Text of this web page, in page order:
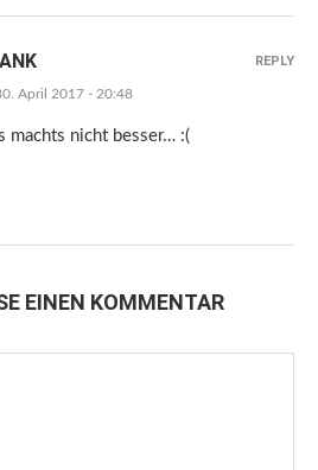
April 2017 - 20:48
machts nicht besser… :(
REPLY
EINEN KOMMENTAR